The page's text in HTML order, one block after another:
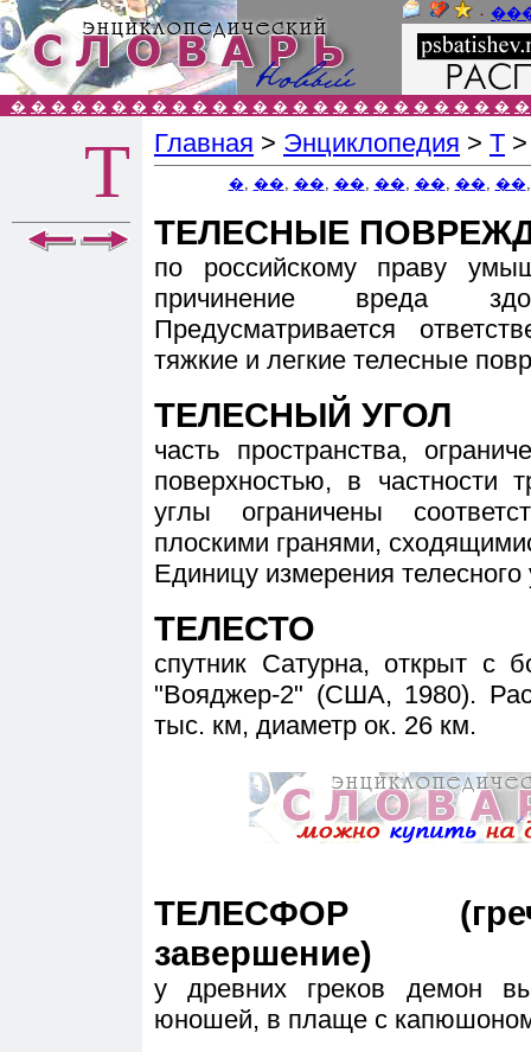
٠
� � � � � � � � � � � � � � � � � � � � � � � � � �
Т Главная > Энциклопедия > Т
�, ��, ��, ��, ��, ��, ��, ��
ТЕЛЕСНЫЕ
по российскому праву
причинение вреда
Предусматривается
тяжкие и легкие телесные
ТЕЛЕСНЫЙ УГОЛ
часть пространства,
поверхностью, в частности
углы ограничены
плоскими гранями,
Единицу измерения
ТЕЛЕСТО
спутник Сатурна, открыт с
"Вояджер-2" (США, 1980).
тыс. км, диаметр ок. 26 км.
ТЕЛЕСФОР
завершение)
у древних греков демон
юношей, в плаще с